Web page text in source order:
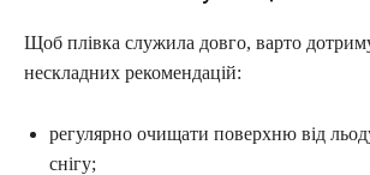
Щоб плівка служила довго, варто
нескладних рекомендацій:
регулярно очищати поверхню від
снігу;